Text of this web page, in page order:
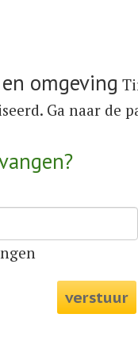
omgeving
Ga naar de
verstuur